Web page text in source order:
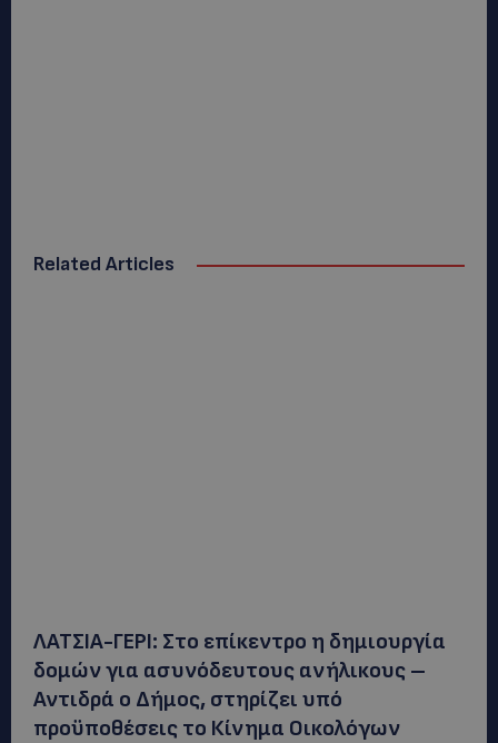
Related Articles
ΛΑΤΣΙΑ-ΓΕΡΙ: Στο επίκεντρο η δημιουργία
δομών για ασυνόδευτους ανήλικους –
Αντιδρά ο Δήμος, στηρίζει υπό
προϋποθέσεις το Κίνημα Οικολόγων